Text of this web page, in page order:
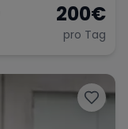
200€
pro Tag